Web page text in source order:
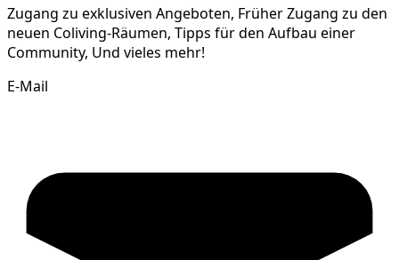
Zugang zu exklusiven Angeboten, Früher Zugang zu den
neuen Coliving-Räumen, Tipps für den Aufbau einer
Community, Und vieles mehr!
E-Mail